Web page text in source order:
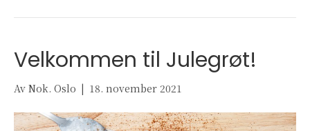
Velkommen til Julegrøt!
Av Nok. Oslo | 18. november 2021